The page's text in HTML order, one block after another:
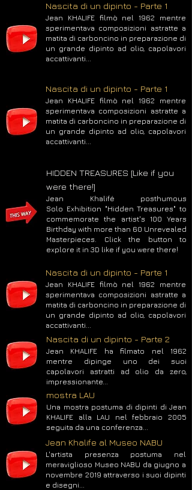
Nascita di un dipinto - Parte 1
Jean KHALIFE filmò nel 1962 mentre
sperimentava composizioni astratte a
matita di carboncino in preparazione di
un grande dipinto ad olio, capolavori
accattivanti...
Nascita di un dipinto - Parte 1
Jean KHALIFE filmò nel 1962 mentre
sperimentava composizioni astratte a
matita di carboncino in preparazione di
un grande dipinto ad olio, capolavori
accattivanti...
HIDDEN TREASURES [Like if you
were there!]
Jean Khalifé posthumous
Solo Exhibition "Hidden Treasures" to
commemorate the artist's 100 Years
Birthday with more than 60 Unrevealed
Masterpieces. Click the button to
explore it in 3D like if you were there!
Nascita di un dipinto - Parte 1
Jean KHALIFE filmò nel 1962 mentre
sperimentava composizioni astratte a
matita di carboncino in preparazione di
un grande dipinto ad olio, capolavori
accattivanti...
Nascita di un dipinto - Parte 2
Jean KHALIFE ha filmato nel 1962
mentre dipinge uno dei suoi
capolavori astratti ad olio da zero,
impressionante...
mostra LAU
Una mostra postuma di dipinti di Jean
KHALIFE alla LAU nel febbraio 2005
seguita da una conferenza...
Jean Khalife al Museo NABU
L'artista presenza postuma nel
meraviglioso Museo NABU da giugno a
novembre 2019 attraverso i suoi dipinti
e disegni...